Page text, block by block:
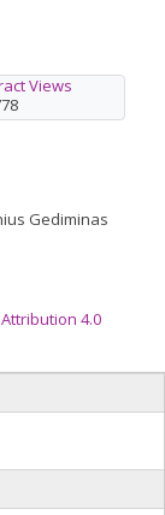
Views
Gediminas
4.0